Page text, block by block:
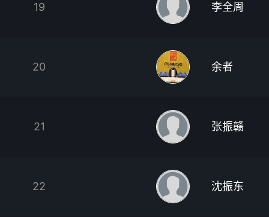
19 李全周
20 余者
21 张振赣
22 沈振东